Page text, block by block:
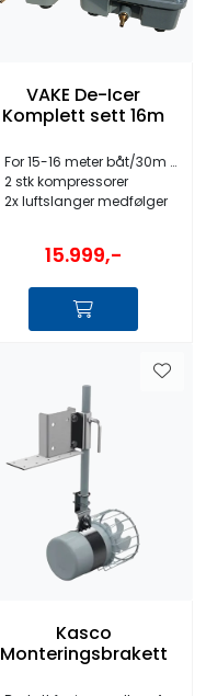
VAKE De-Icer
Komplett sett 16m
For 15-16 meter båt/30m brygge
2 stk kompressorer
2x luftslanger medfølger
15.999,-
Kasco
Monteringsbrakett